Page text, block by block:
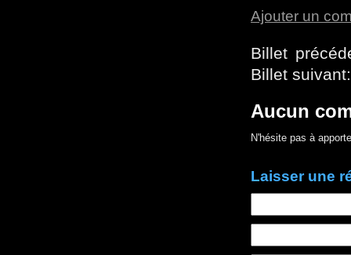
Ajouter un
Billet
Billet
Aucun
N'hésite pas à
Laisser une